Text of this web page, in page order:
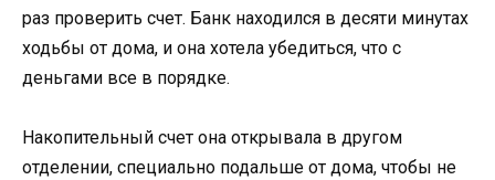
раз проверить счет. Банк находился в десяти минутах
ходьбы от дома, и она хотела убедиться, что с
деньгами все в порядке.
Накопительный счет она открывала в другом
отделении, специально подальше от дома, чтобы не